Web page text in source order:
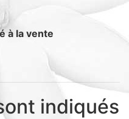
à la vente
indiqués